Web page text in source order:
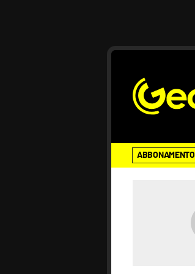
ABBONAMENTO